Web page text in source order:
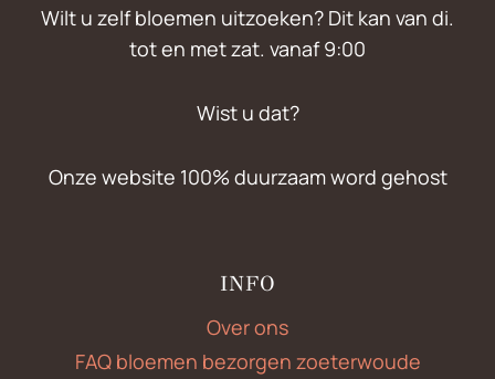
Wilt u zelf bloemen uitzoeken? Dit kan van di.
tot en met zat. vanaf 9:00
Wist u dat?
Onze website 100% duurzaam word gehost
INFO
Over ons
FAQ bloemen bezorgen zoeterwoude